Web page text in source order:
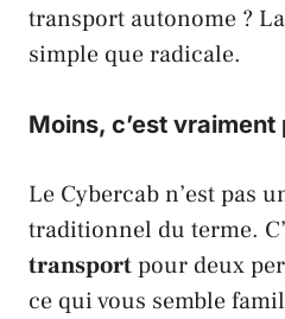
transport autonome ?
simple que radicale.
Moins, c’est vraiment
Le Cybercabn’est pas
traditionnel du terme.
transportpour deux
ce qui vous semble